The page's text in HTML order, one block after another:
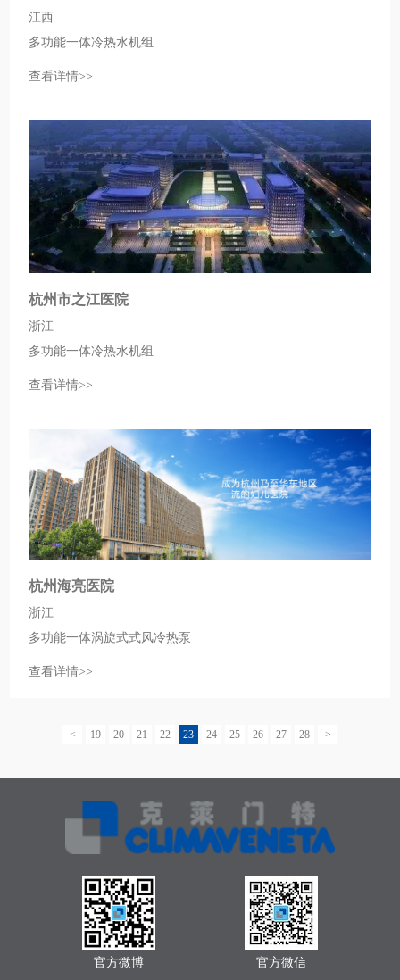
江西
多功能一体冷热水机组
查看详情>>
杭州市之江医院
浙江
多功能一体冷热水机组
查看详情>>
杭州海亮医院
浙江
多功能一体涡旋式式风冷热泵
查看详情>>
< 19 20 21 22 23 24 25 26 27 28 >
官方微博 官方微信